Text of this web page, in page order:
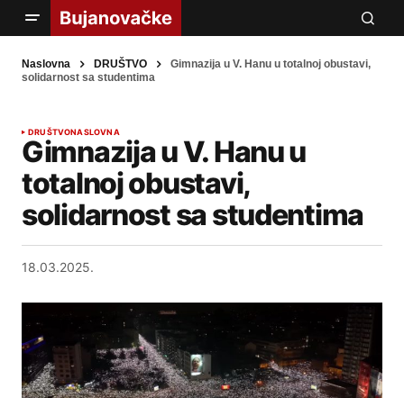
Naslovna DRUŠTVO
Gimnazija u V. Hanu u totalnoj obustavi,
solidarnost sa studentima
DRUŠTVONASLOVNA
Gimnazija u V. Hanu u
totalnoj obustavi,
solidarnost sa studentima
18.03.2025.